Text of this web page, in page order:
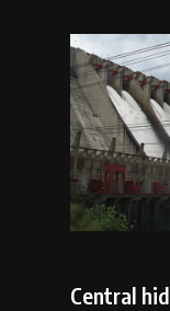
Central